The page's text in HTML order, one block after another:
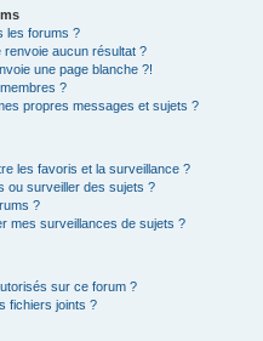
les forums ?
renvoie aucun résultat ?
une page blanche ?!
?
propres messages et sujets ?
les favoris et la surveillance ?
ou surveiller des sujets ?
?
mes surveillances de sujets ?
sur ce forum ?
fichiers joints ?